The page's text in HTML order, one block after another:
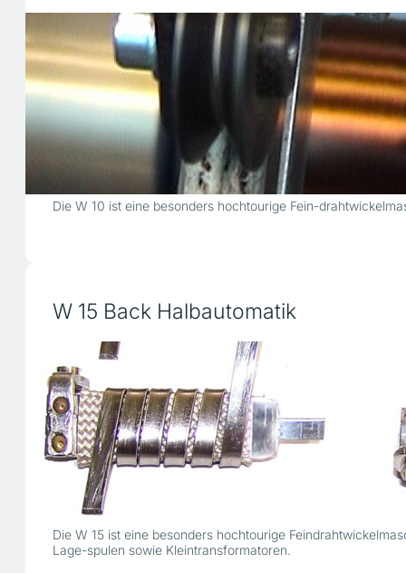
Die W 10 ist eine besonders hochtourige Fein-
W 15 Back Halbautomatik
Die W 15 ist eine besonders hochtourige
Lage-spulen sowie Kleintransformatoren.